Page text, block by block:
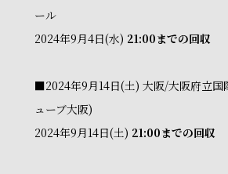
ール
2024年9月4日(水) 21:00までの回収
■2024年9月14日(土) 大阪/大阪府立国
ューブ大阪)
2024年9月14日(土) 21:00までの回収